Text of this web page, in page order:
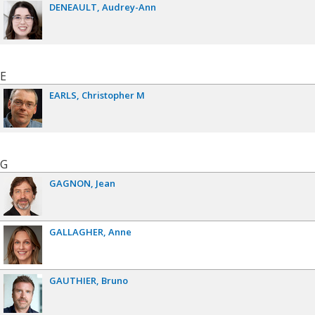
DENEAULT Audrey-Ann
E
EARLS Christopher M
G
GAGNON Jean
GALLAGHER Anne
GAUTHIER Bruno